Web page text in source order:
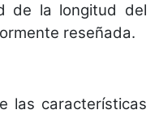
de la longitud del
reseñada.
las características